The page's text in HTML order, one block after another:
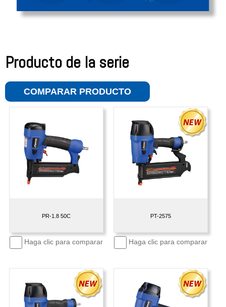
Producto de la serie
COMPARAR PRODUCTO
Haga clic para comparar
PR-1.8 50C
Haga clic para comparar
PT-2575